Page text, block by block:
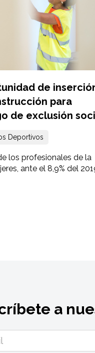
de
para
de exclusión
Deportivos
los profesionales de la
ante el 8,9% del
a